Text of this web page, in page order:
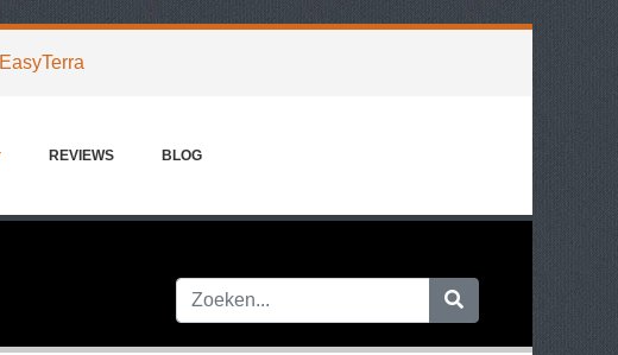
EasyTerra
REVIEWS BLOG